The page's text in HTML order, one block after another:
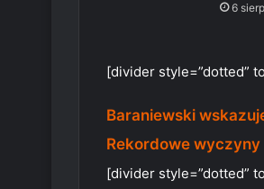
6
[divider style=”dotted”
Baraniewski
Rekordowe wyczyny
[divider style=”dotted”